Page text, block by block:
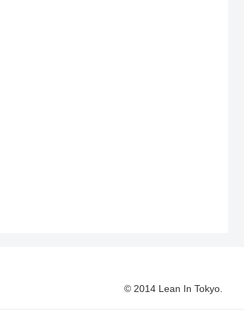
© 2014 Lean In Tokyo.